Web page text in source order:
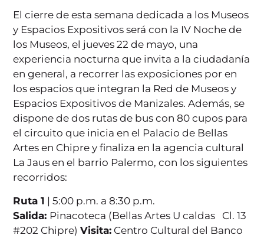
El cierre de esta semana dedicada a los Museos
y Espacios Expositivos será con la IV Noche de
los Museos, el jueves 22 de mayo, una
experiencia nocturna que invita a la ciudadanía
en general, a recorrer las exposiciones por en
los espacios que integran la Red de Museos y
Espacios Expositivos de Manizales. Además, se
dispone de dos rutas de bus con 80 cupos para
el circuito que inicia en el Palacio de Bellas
Artes en Chipre y finaliza en la agencia cultural
La Jaus en el barrio Palermo, con los siguientes
recorridos:
Ruta 1 | 5:00 p.m. a 8:30 p.m.
Salida: Pinacoteca (Bellas Artes U caldas Cl. 13
#202 Chipre)Visita: Centro Cultural del Banco